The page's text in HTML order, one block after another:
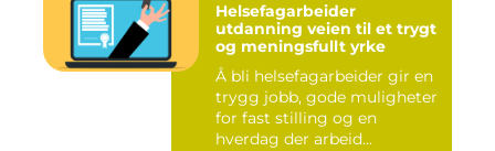
Helsefagarbeider
utdanning veien til et trygt
og meningsfullt yrke
Å bli helsefagarbeider gir en
trygg jobb, gode muligheter
for fast stilling og en
hverdag der arbeid...